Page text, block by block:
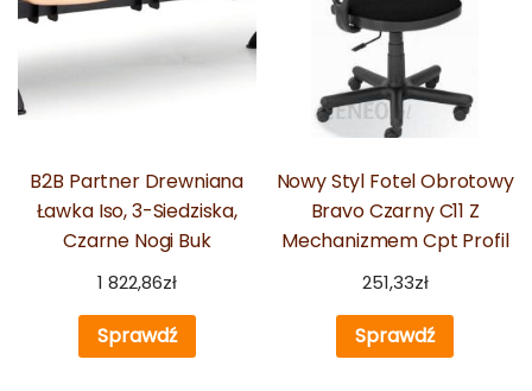
B2B Partner Drewniana
Ławka Iso, 3-Siedziska,
Czarne Nogi Buk
1 822,86zł
Sprawdź
Nowy Styl Fotel Obrotowy
Bravo Czarny C11 Z
Mechanizmem Cpt Profil
Gtp
251,33zł
Sprawdź